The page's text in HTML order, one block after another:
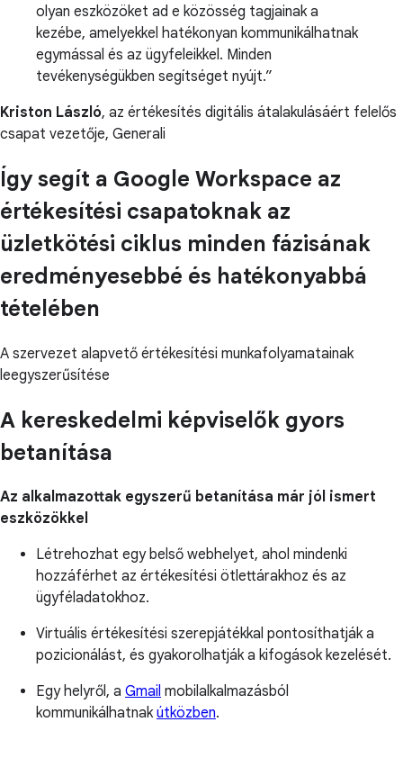
olyan eszközöket ad e közösség tagjainak a
kezébe, amelyekkel hatékonyan kommunikálhatnak
egymással és az ügyfeleikkel. Minden
tevékenységükben segítséget nyújt.
Kriston László, az értékesítés digitális átalakulásáért felelős
csapat vezetője, Generali
Így segít a Google Workspace az
értékesítési csapatoknak az
üzletkötési ciklus minden fázisának
eredményesebbé és hatékonyabbá
tételében
A szervezet alapvető értékesítési munkafolyamatainak
leegyszerűsítése
A kereskedelmi képviselők gyors
betanítása
Az alkalmazottak egyszerű betanítása már jól ismert
eszközökkel
Létrehozhat egy belső webhelyet, ahol mindenki
hozzáférhet az értékesítési ötlettárakhoz és az
ügyféladatokhoz.
Virtuális értékesítési szerepjátékkal pontosíthatják a
pozicionálást, és gyakorolhatják a kifogások kezelését.
Egy helyről, a Gmail mobilalkalmazásból
kommunikálhatnak útközben.